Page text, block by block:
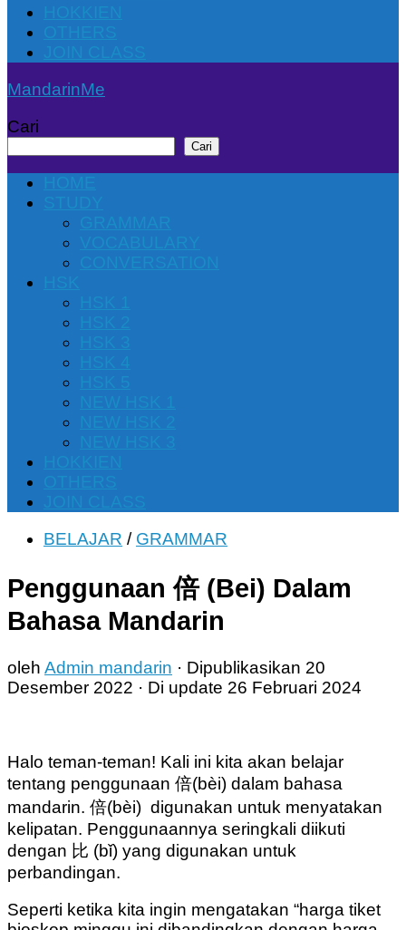
HOKKIEN
OTHERS
JOIN CLASS
MandarinMe
Cari
Cari
HOME
STUDY
GRAMMAR
VOCABULARY
CONVERSATION
HSK
HSK 1
HSK 2
HSK 3
HSK 4
HSK 5
NEW HSK 1
NEW HSK 2
NEW HSK 3
HOKKIEN
OTHERS
JOIN CLASS
BELAJAR / GRAMMAR
Penggunaan 倍 (Bei) Dalam
Bahasa Mandarin
oleh Admin mandarin · Dipublikasikan 20
Desember 2022 · Di update 26 Februari 2024
Halo teman-teman! Kali ini kita akan belajar
tentang penggunaan 倍(bèi) dalam bahasa
mandarin. 倍(bèi) digunakan untuk menyatakan
kelipatan. Penggunaannya seringkali diikuti
dengan 比 (bǐ) yang digunakan untuk
perbandingan.
Seperti ketika kita ingin mengatakan “harga tiket